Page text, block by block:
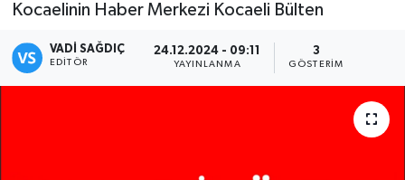
Kocaelinin Haber Merkezi Kocaeli Bülten
VADI SAĞDIÇ
EDITÖR
24.12.2024 - 09:11
YAYINLANMA
3
GÖSTERIM
Kadın